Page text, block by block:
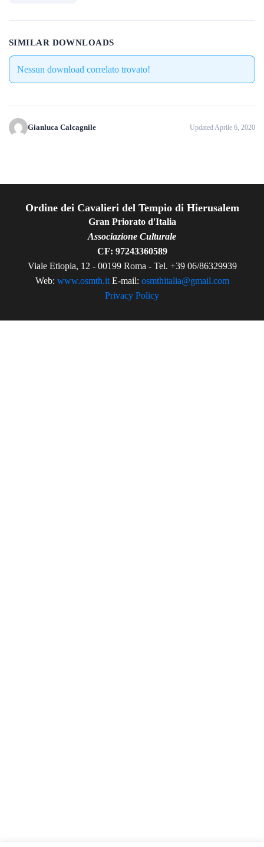
SIMILAR DOWNLOADS
Nessun download correlato trovato!
Gianluca Calcagnile Updated Aprile 6, 2020
Ordine dei Cavalieri del Tempio di Hierusalem
Gran Priorato d'Italia
Associazione Culturale
CF: 97243360589
Viale Etiopia, 12 - 00199 Roma - Tel. +39 06/86329939
Web: www.osmth.itE-mail: osmthitalia@gmail.com
Privacy Policy